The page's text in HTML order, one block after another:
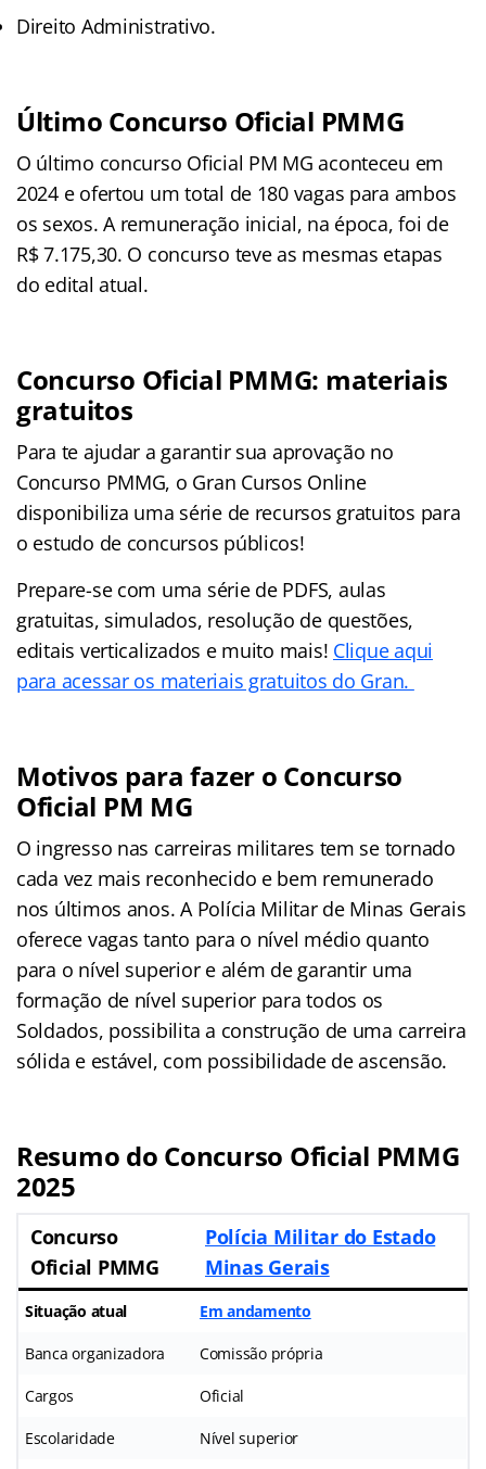
Direito Administrativo.
Último Concurso Oficial PMMG
O último concurso Oficial PM MG aconteceu em
2024 e ofertou um total de 180 vagas para ambos
os sexos. A remuneração inicial, na época, foi de
R$ 7.175,30. O concurso teve as mesmas etapas
do edital atual.
Concurso Oficial PMMG: materiais
gratuitos
Para te ajudar a garantir sua aprovação no
Concurso PMMG, o Gran Cursos Online
disponibiliza uma série de recursos gratuitos para
o estudo de concursos públicos!
Prepare-se com uma série de PDFS, aulas
gratuitas, simulados, resolução de questões,
editais verticalizados e muito mais! Clique aqui
para acessar os materiais gratuitos do Gran.
Motivos para fazer o Concurso
Oficial PM MG
O ingresso nas carreiras militares tem se tornado
cada vez mais reconhecido e bem remunerado
nos últimos anos. A Polícia Militar de Minas Gerais
oferece vagas tanto para o nível médio quanto
para o nível superior e além de garantir uma
formação de nível superior para todos os
Soldados, possibilita a construção de uma carreira
sólida e estável, com possibilidade de ascensão.
Resumo do Concurso Oficial PMMG
2025
Concurso
Oficial PMMG
Polícia Militar do Estado
Minas Gerais
Situação atual Em andamento
Banca organizadora Comissão própria
Cargos Oficial
Escolaridade Nível superior